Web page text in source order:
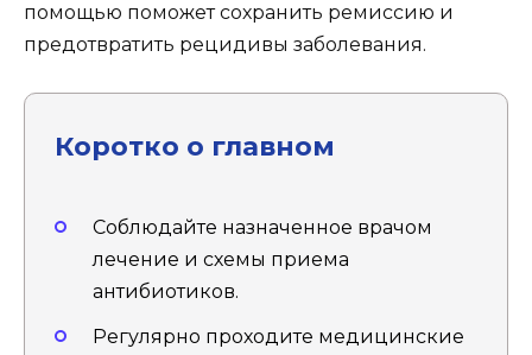
помощью поможет сохранить ремиссию и
предотвратить рецидивы заболевания.
Коротко о главном
Соблюдайте назначенное врачом
лечение и схемы приема
антибиотиков.
Регулярно проходите медицинские